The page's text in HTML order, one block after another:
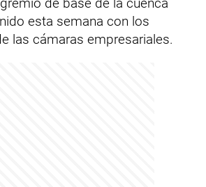
esta semana con los
las cámaras empresariales.